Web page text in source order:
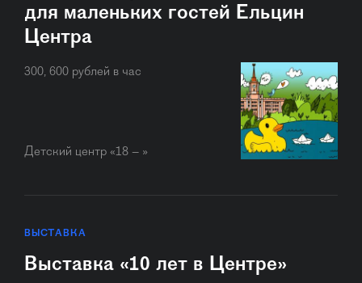
для маленьких гостей Ельцин
Центра
300, 600 рублей в час
Детский центр «18 – »
ВЫСТАВКА
Выставка «10 лет в Центре»